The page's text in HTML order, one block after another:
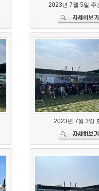
2023년 7월 5일 주
2023년 7월 3일